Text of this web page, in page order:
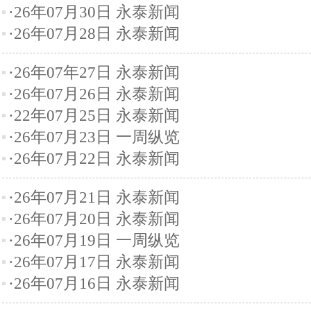
·26年07月30日 永泰新闻
·26年07月28日 永泰新闻
·26年07年27日 永泰新闻
·26年07月26日 永泰新闻
·22年07月25日 永泰新闻
·26年07月23日 一周纵览
·26年07月22日 永泰新闻
·26年07月21日 永泰新闻
·26年07月20日 永泰新闻
·26年07月19日 一周纵览
·26年07月17日 永泰新闻
·26年07月16日 永泰新闻